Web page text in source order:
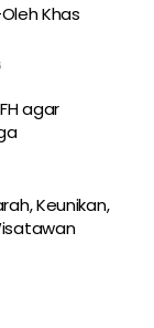
Khas
agar
Keunikan,